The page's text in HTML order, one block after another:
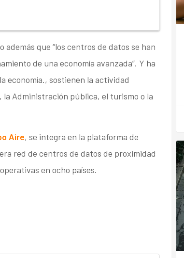
que “los centros de datos se han
de una economía avanzada”. Y ha
economía., sostienen la actividad
Administración pública, el turismo o la
Aire, se integra en la plataforma de
red de centros de datos de proximidad
en ocho países.